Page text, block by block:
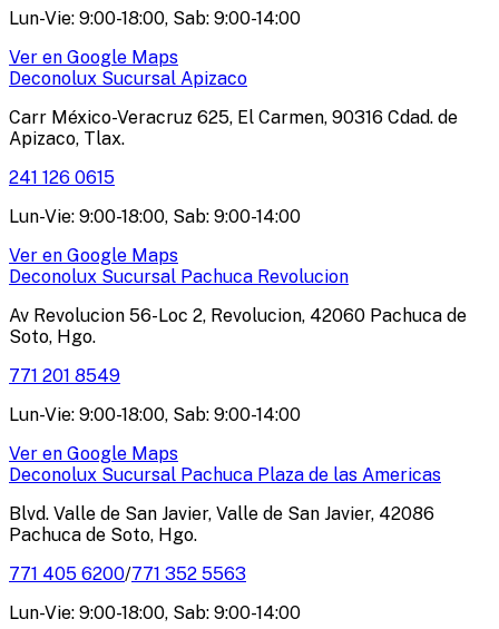
Lun-Vie: 9:00-18:00, Sab: 9:00-14:00
Ver en Google Maps
Deconolux Sucursal Apizaco
Carr México-Veracruz 625, El Carmen, 90316 Cdad. de
Apizaco, Tlax.
241 126 0615
Lun-Vie: 9:00-18:00, Sab: 9:00-14:00
Ver en Google Maps
Deconolux Sucursal Pachuca Revolucion
Av Revolucion 56-Loc 2, Revolucion, 42060 Pachuca de
Soto, Hgo.
771 201 8549
Lun-Vie: 9:00-18:00, Sab: 9:00-14:00
Ver en Google Maps
Deconolux Sucursal Pachuca Plaza de las Americas
Blvd. Valle de San Javier, Valle de San Javier, 42086
Pachuca de Soto, Hgo.
771 405 6200/771 352 5563
Lun-Vie: 9:00-18:00, Sab: 9:00-14:00